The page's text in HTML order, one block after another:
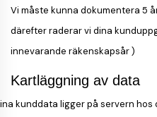
Vi måste kunna dokumentera 5
därefter raderar vi dina
innevarande räkenskapsår )
av data
kunddata ligger på servern hos